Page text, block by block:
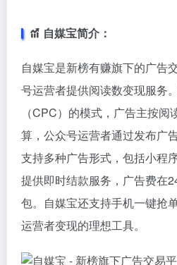
自媒宝简介：
自媒宝是新榜有赚旗下的广告
号运营者提供阅读数变现服务
（CPC）的模式，广告主按
算，公众号运营者通过发布广
支持多种广告形式，包括小程
提供即时结款服务，广告费在
包。自媒宝还支持手机一键抢
运营者变现的理想工具。